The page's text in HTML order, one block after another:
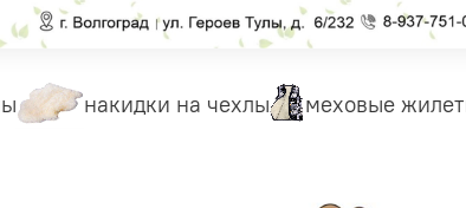
накидки на чехлы меховые жилеты